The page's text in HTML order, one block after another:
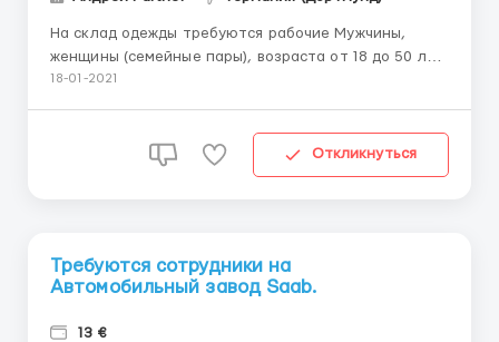
На склад одежды требуются рабочие Мужчины,
женщины (семейные пары), возраста от 18 до 50 лет;
Германия г.Дортмунд склад Nike Обязанности:
работы : 10 часов • Спец.од...
18-01-2021
Откликнуться
Требуются сотрудники на
Автомобильный завод Saab.
13 €